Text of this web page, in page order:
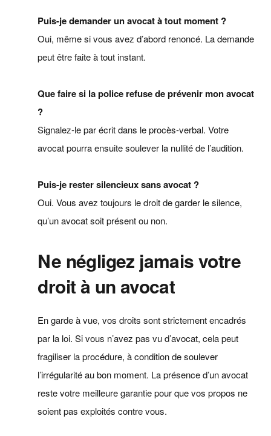
Puis-je demander un avocat à tout moment ?
Oui, même si vous avez d’abord renoncé. La demande
peut être faite à tout instant.
Que faire si la police refuse de prévenir mon avocat
?
Signalez-le par écrit dans le procès-verbal. Votre
avocat pourra ensuite soulever la nullité de l’audition.
Puis-je rester silencieux sans avocat ?
Oui. Vous avez toujours le droit de garder le silence,
qu’un avocat soit présent ou non.
Ne négligez jamais votre
droit à un avocat
En garde à vue, vos droits sont strictement encadrés
par la loi. Si vous n’avez pas vu d’avocat, cela peut
fragiliser la procédure, à condition de soulever
l’irrégularité au bon moment. La présence d’un avocat
reste votre meilleure garantie pour que vos propos ne
soient pas exploités contre vous.